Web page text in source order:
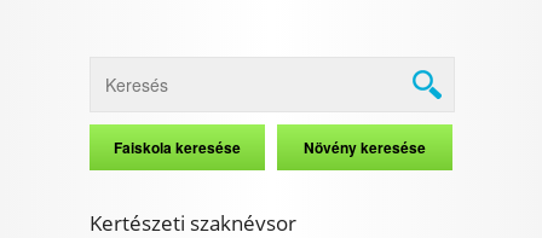
Data Deletion Privacy Policy
Kertészeti szaknévsor